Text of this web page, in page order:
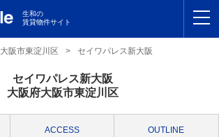
生和の
賃貸物件サイト
大阪市東淀川区 > セイワパレス新大阪
セイワパレス新大阪
大阪府大阪市東淀川区
ACCESS OUTLINE